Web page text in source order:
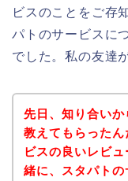
ビスのことをご存
パトのサービスに
でした。私の友達が
先日、知り合い
教えてもらった
ビスの良いレビ
緒に、スタパト